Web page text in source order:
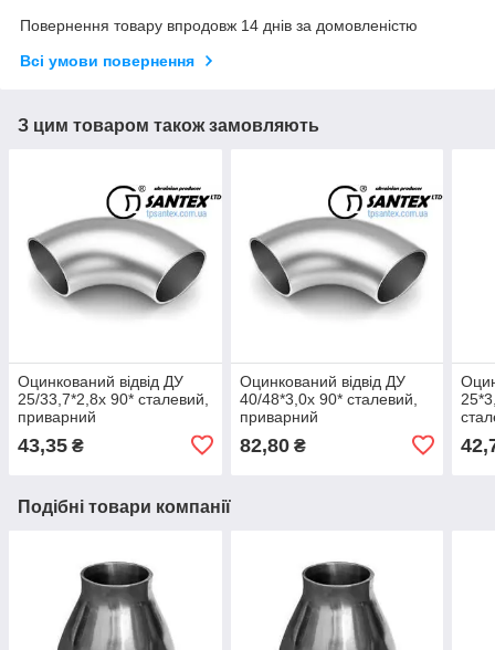
Повернення товару впродовж 14 днів за домовленістю
Всі умови повернення
З цим товаром також замовляють
Оцинкований відвід ДУ
25/33,7*2,8х 90* сталевий,
приварний
43,35 ₴
Оцинкований відвід ДУ
40/48*3,0х 90* сталевий,
приварний
82,80₴
Подібні товари компанії